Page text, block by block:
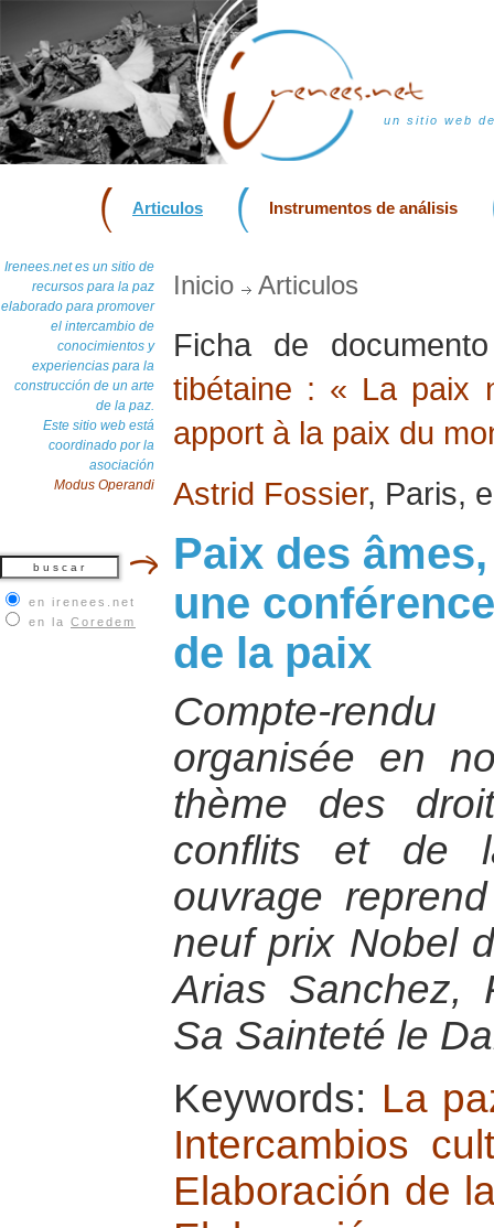
un sitio web
Articulos Instrumentos de análisis
Irenees.net es un sitio de
recursos para la paz
elaborado para promover
el intercambio de
conocimientos y
experiencias para la
construcción de un arte
de la paz.
Este sitio web está
coordinado por la
asociación
Modus Operandi
en irenees.net
en la Coredem
Inicio Articulos
Ficha de
tibétaine : « La paix
apport à la paix du
Astrid Fossier, Paris,
Paix des
une
de la paix
Compte-
organisée en
thème des
conflits et de
ouvrage
neuf prix Nobel
Arias Sanchez,
Sa Sainteté le
Keywords: La
Intercambios
Elaboración de